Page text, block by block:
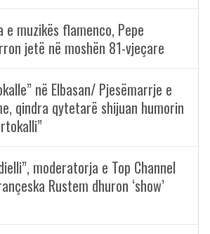
e muzikës flamenco, Pepe
jetë në moshën 81-vjeçare
në Elbasan/ Pjesëmarrje e
qindra qytetarë shijuan humorin
moderatorja e Top Channel
Rustem dhuron ‘show’